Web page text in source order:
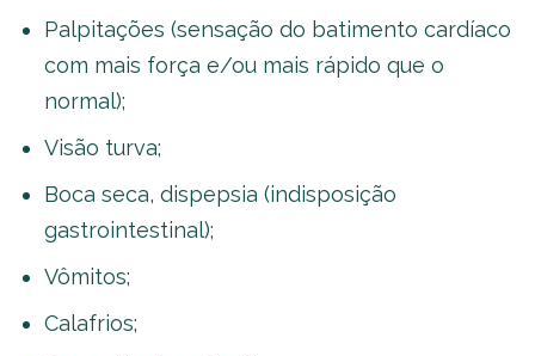
Palpitações (sensação do batimento cardíaco
com mais força e/ou mais rápido que o
normal);
Visão turva;
Boca seca, dispepsia (indisposição
gastrointestinal);
Vômitos;
Calafrios;